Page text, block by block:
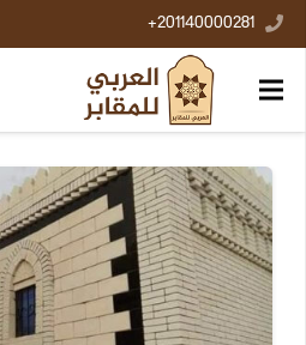
201140000281+